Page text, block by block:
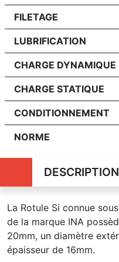
FILETAGE
LUBRIFICATION
CHARGE DYNAMIQUE
CHARGE STATIQUE
CONDITIONNEMENT
NORME
DESCRIPTION
La Rotule Si connue
de la marque INA
20mm, un diamètre
épaisseur de 16mm.